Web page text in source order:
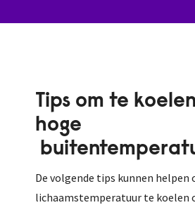
Tips om te
hoge
De volgende tips kunnen helpen
lichaamstemperatuur te koelen